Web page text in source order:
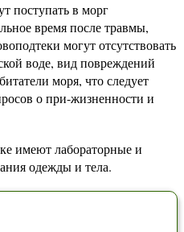
поступать в морг
время после травмы,
могут отсутствовать
воде, вид повреждений
моря, что следует
о при-жизненности и
имеют лабораторные и
одежды и тела.